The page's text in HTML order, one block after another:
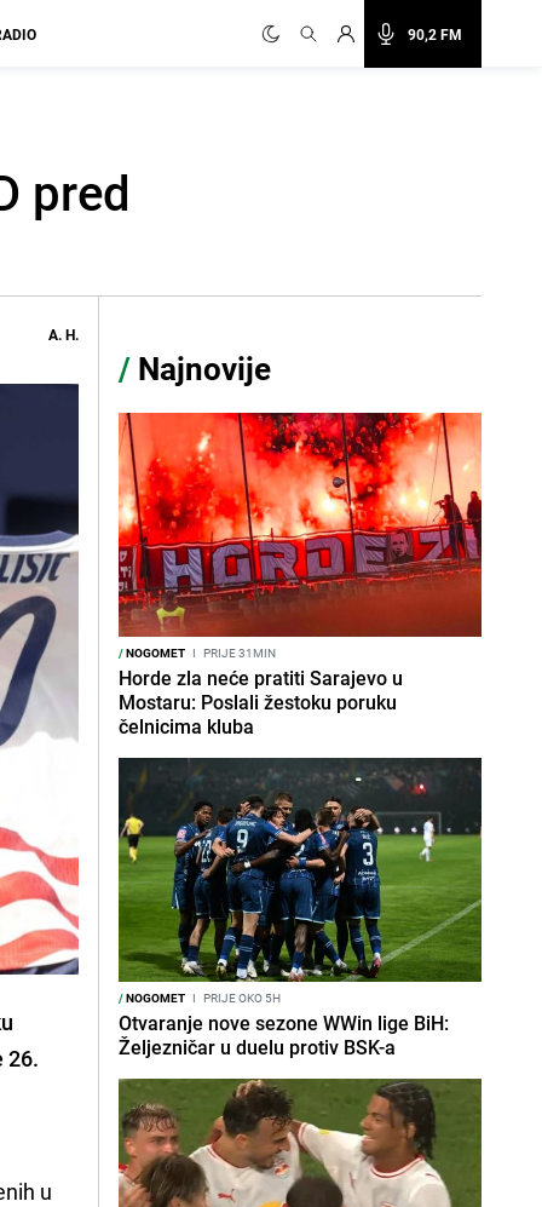
90,2 FM
pred
A. H.
26.
u
/ Najnovije
/NOGOMET I PRIJE 31MIN
Horde zla neće pratiti Sarajevo u
Mostaru: Poslali žestoku poruku
čelnicima kluba
/NOGOMET I PRIJE OKO 5H
Otvaranje nove sezone WWin lige BiH:
Željezničar u duelu protiv BSK-a